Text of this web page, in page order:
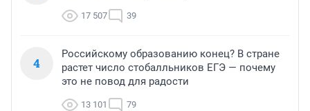
17 507 39
4
Российскому образованию конец? В стране
растет число стобалльников ЕГЭ — почему
это не повод для радости
13 101 79